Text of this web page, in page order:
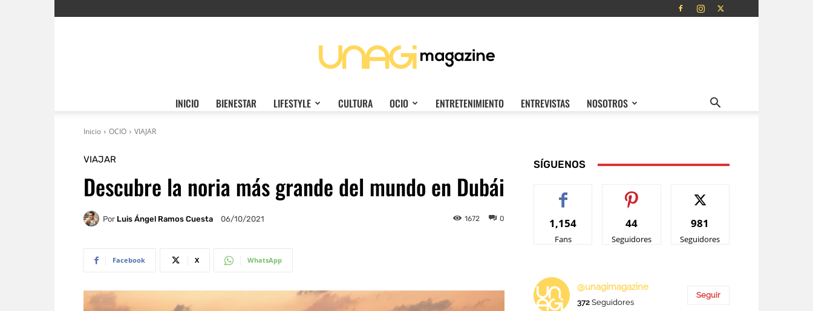
INICIO BIENESTAR LIFESTYLE CULTURA OCIO ENTRETENIMIENTO ENTREVISTAS NOSOTROS
Inicio OCIO VIAJAR
VIAJAR
Descubre la noria más grande del mundo en Dubái
Por Luis Ángel Ramos Cuesta 06/10/2021 0
1672
Facebook X WhatsApp
SÍGUENOS
1,154
Fans
44
Seguidores
981
Seguidores
@unagimagazine
372 Seguidores
Seguir